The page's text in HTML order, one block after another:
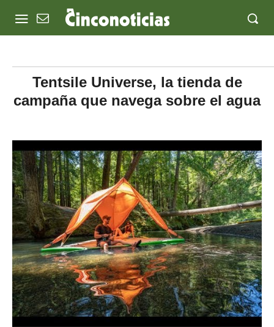
Tentsile Universe, la tienda de
campaña que navega sobre el agua